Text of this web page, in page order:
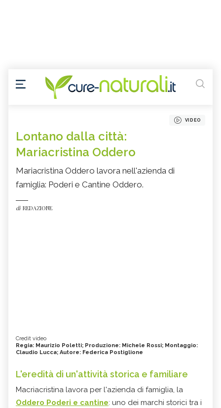
VIDEO
Lontano dalla città:
Mariacristina Oddero
Mariacristina Oddero lavora nell'azienda di
famiglia: Poderi e Cantine Oddero.
di REDAZIONE
Credit video
Regia: Maurizio Poletti; Produzione: Michele Rossi; Montaggio:
Claudio Lucca; Autore: Federica Postiglione
L'eredità di un'attività storica e familiare
Macriacristina lavora per l'azienda di famiglia, la
Oddero Poderi e cantine: uno dei marchi storici tra i